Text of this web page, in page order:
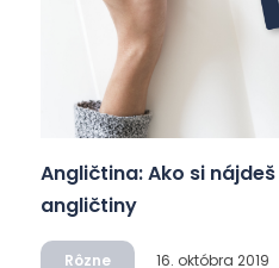
Angličtina: Ako si
angličtiny
Rôzne 16. októbra 2019